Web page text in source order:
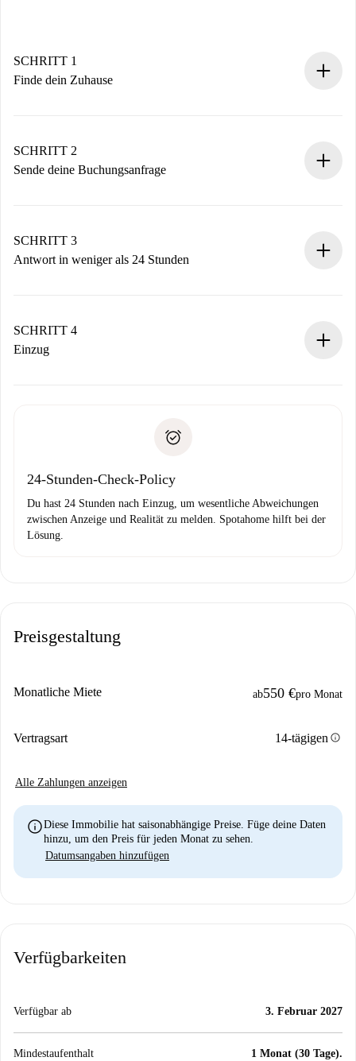
SCHRITT 1
Finde dein Zuhause
Du erhältst alle notwendigen Informationen im Voraus.
SCHRITT 2
Sende deine Buchungsanfrage
Denk daran, dass wir dich erst belasten, wenn der
Vermieter zustimmt.
SCHRITT 3
Antwort in weniger als 24 Stunden
stellen den Kontakt her.
Wenn der Vermieter ablehnen muss, entstehen keine
SCHRITT 4
Einzug
24-Stunden-Check-Policy
Du hast 24 Stunden nach Einzug, um wesentliche Abweichungen
zwischen Anzeige und Realität zu melden. Spotahome hilft bei der
Lösung.
Preisgestaltung
Monatliche Miete ab550 €pro Monat
Vertragsart 14-tägigen info
Alle Zahlungen anzeigen
infoDiese Immobilie hat saisonabhängige Preise. Füge deine Daten
hinzu, um den Preis für jeden Monat zu sehen.
Datumsangaben hinzufügen
Verfügbarkeiten
Verfügbar ab 3. Februar 2027
Mindestaufenthalt 1 Monat (30 Tage).